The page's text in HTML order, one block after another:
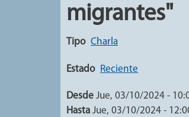
migrantes"
Tipo Charla
Estado Reciente
Desde Jue, 03/10/2024 -
Hasta Jue, 03/10/2024 -